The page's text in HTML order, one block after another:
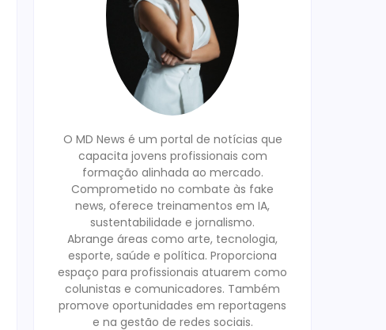
O MD News é um portal de notícias que
capacita jovens profissionais com
formação alinhada ao mercado.
Comprometido no combate às fake
news, oferece treinamentos em IA,
sustentabilidade e jornalismo.
Abrange áreas como arte, tecnologia,
esporte, saúde e política. Proporciona
espaço para profissionais atuarem como
colunistas e comunicadores. Também
promove oportunidades em reportagens
e na gestão de redes sociais.